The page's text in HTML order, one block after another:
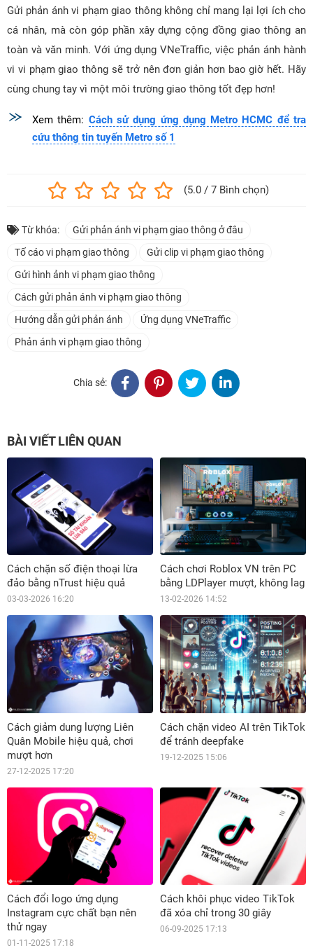
Gửi phản ánh vi phạm giao thông không chỉ mang lại lợi ích cho
cá nhân, mà còn góp phần xây dựng cộng đồng giao thông an
toàn và văn minh. Với ứng dụng VNeTraffic, việc phản ánh hành
vi vi phạm giao thông sẽ trở nên đơn giản hơn bao giờ hết. Hãy
cùng chung tay vì một môi trường giao thông tốt đẹp hơn!
Xem thêm: Cách sử dụng ứng dụng Metro HCMC để tra
cứu thông tin tuyến Metro số 1
(5.0 / 7 Bình chọn)
Từ khóa:
Gửi phản ánh vi phạm giao thông ở đâu
Tố cáo vi phạm giao thông
Gửi clip vi phạm giao thông
Gửi hình ảnh vi phạm giao thông
Cách gửi phản ánh vi phạm giao thông
Hướng dẫn gửi phản ánh
Ứng dụng VNeTraffic
Phản ánh vi phạm giao thông
Chia sẻ:
BÀI VIẾT LIÊN QUAN
Cách chặn số điện thoại lừa
đảo bằng nTrust hiệu quả
03-03-2026 16:20
Cách chơi Roblox VN trên PC
bằng LDPlayer mượt, không lag
13-02-2026 14:52
Cách giảm dung lượng Liên
Quân Mobile hiệu quả, chơi
mượt hơn
27-12-2025 17:20
Cách chặn video AI trên TikTok
để tránh deepfake
19-12-2025 15:06
Cách đổi logo ứng dụng
Instagram cực chất bạn nên
thử ngay
01-11-2025 17:18
Cách khôi phục video TikTok
đã xóa chỉ trong 30 giây
06-09-2025 17:13